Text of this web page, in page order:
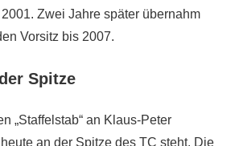
Zwei Jahre später übernahm
Vorsitz bis 2007.
Spitze
„Staffelstab“ an Klaus-Peter
an der Spitze des TC steht. Die